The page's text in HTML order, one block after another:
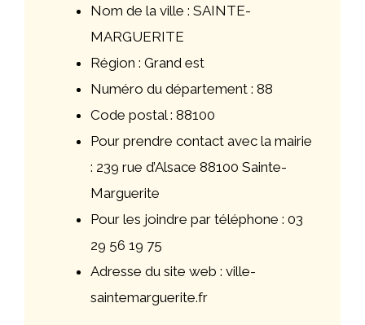
Nom de la ville : SAINTE-
MARGUERITE
Région : Grand est
Numéro du département : 88
Code postal : 88100
Pour prendre contact avec la mairie
: 239 rue d’Alsace 88100 Sainte-
Marguerite
Pour les joindre par téléphone : 03
29 56 19 75
Adresse du site web : ville-
saintemarguerite.fr